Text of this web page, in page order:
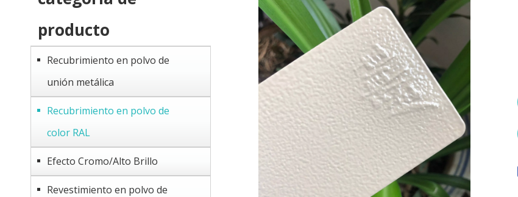
producto
Recubrimiento en polvo de
unión metálica
Recubrimiento en polvo de
color RAL
Efecto Cromo/Alto Brillo
Revestimiento en polvo de